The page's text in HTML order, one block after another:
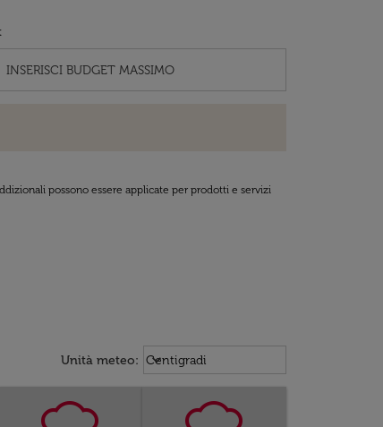
possono essere applicate per prodotti e servizi
Unità meteo: Weather unit option Centigradi
Centigradi
keyboard_arrow_down